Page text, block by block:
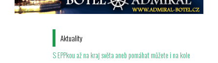
Aktuality
S EPPkou až na kraj světa aneb pomáhat můžete i na kole